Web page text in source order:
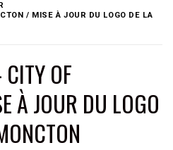
/ MISE À JOUR DU LOGO DE LA
OF
À JOUR DU LOGO